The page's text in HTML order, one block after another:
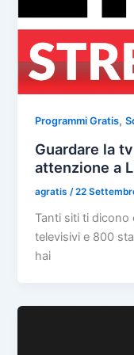
Programmi Gratis,
Guardare la
attenzione a
agratis/22
Tanti siti ti dicono
televisivi e 800
hai